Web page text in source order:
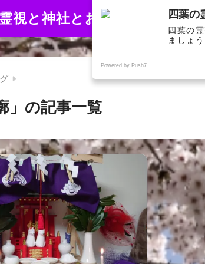
視と神社とお寺
」の記事一覧
四葉の
四葉の
ましょう
Powered by Push7